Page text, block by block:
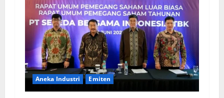
Aneka Industri Emiten